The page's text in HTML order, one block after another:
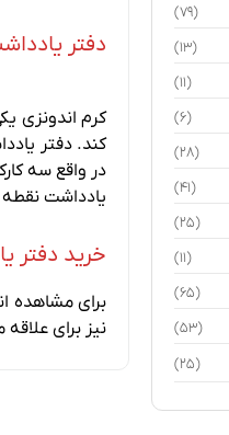
(79)
(13)
(11)
(6)
(28)
(41)
(25)
(11)
(65)
(53)
(25)
دفتر
کرم اندونزی
در واقع سه
یادداشت نقطه ای
خرید دفتر
برای مشاهده
نیز برای